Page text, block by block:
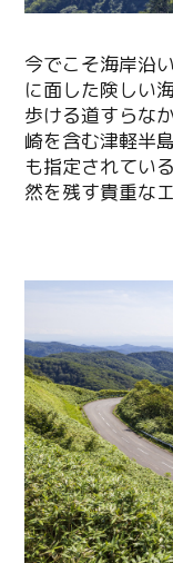
今でこそ海岸沿
に面した険しい
歩ける道すらな
崎を含む津軽半
も指定されてい
然を残す貴重な